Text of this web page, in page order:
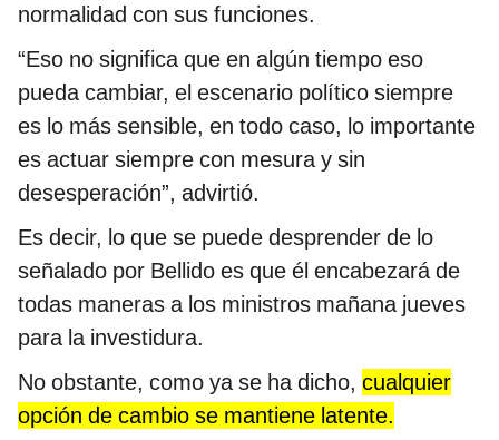
normalidad con sus funciones.
“Eso no significa que en algún tiempo eso
pueda cambiar, el escenario político siempre
es lo más sensible, en todo caso, lo importante
es actuar siempre con mesura y sin
desesperación”, advirtió.
Es decir, lo que se puede desprender de lo
señalado por Bellido es que él encabezará de
todas maneras a los ministros mañana jueves
para la investidura.
No obstante, como ya se ha dicho, cualquier
opción de cambio se mantiene latente.